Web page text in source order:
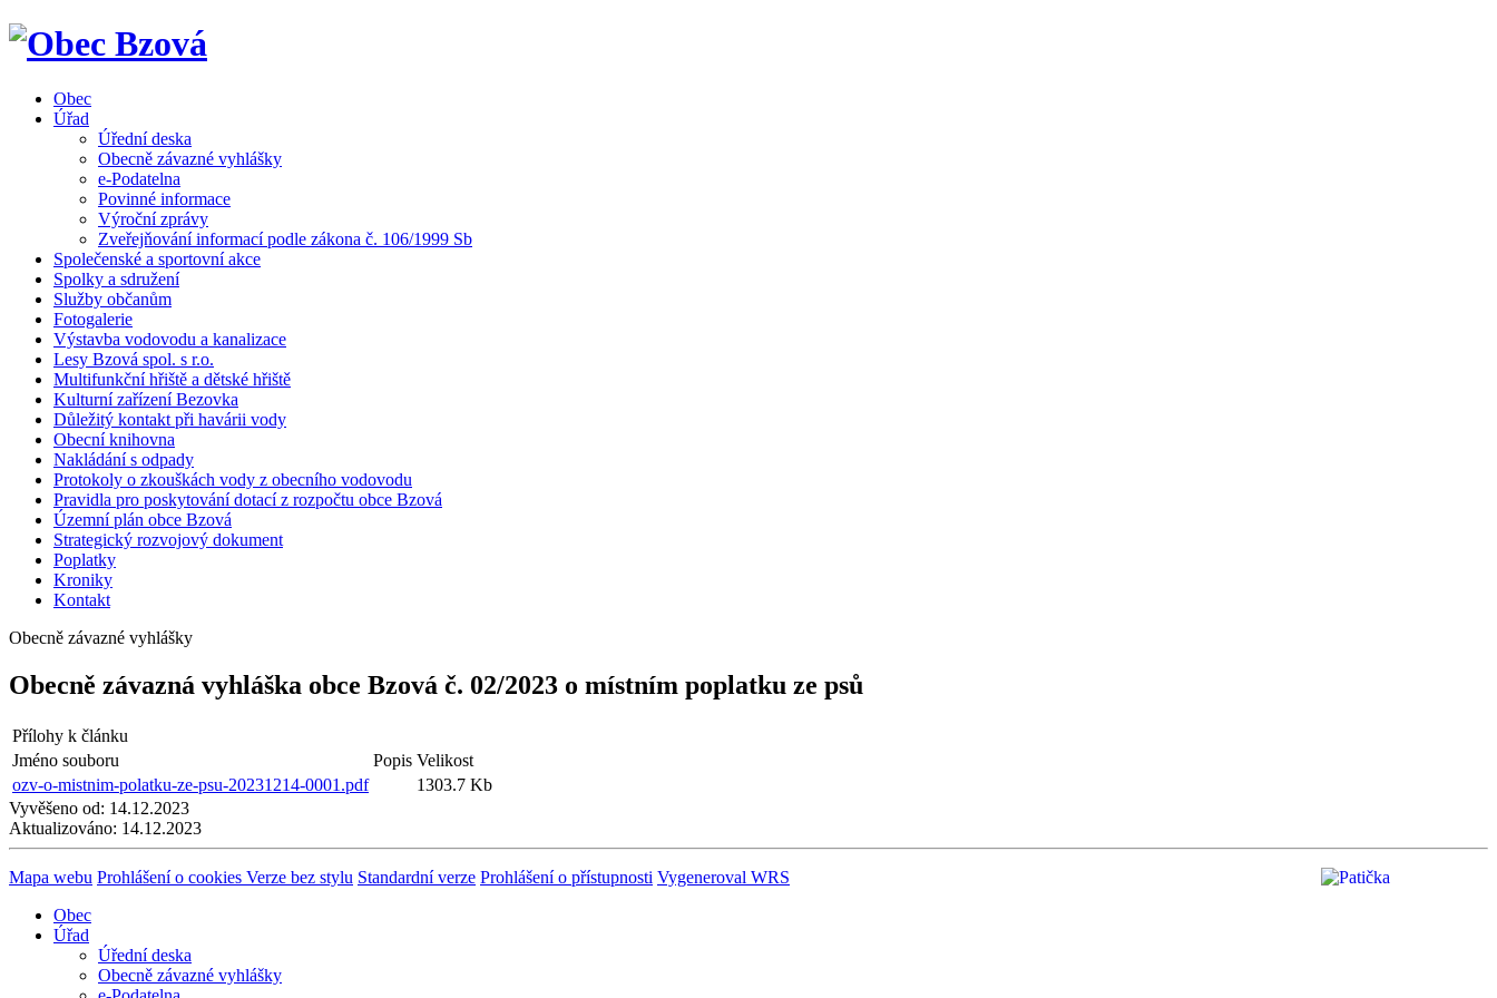
Obec
Úřad
Úřední deska
Obecně závazné vyhlášky
e-Podatelna
Povinné informace
Výroční zprávy
Zveřejňování informací podle zákona č. 106/1999 Sb
Společenské a sportovní akce
Spolky a sdružení
Služby občanům
Fotogalerie
Výstavba vodovodu a kanalizace
Lesy Bzová spol. s r.o.
Multifunkční hřiště a dětské hřiště
Kulturní zařízení Bezovka
Důležitý kontakt při havárii vody
Obecní knihovna
Nakládání s odpady
Protokoly o zkouškách vody z obecního vodovodu
Pravidla pro poskytování dotací z rozpočtu obce Bzová
Územní plán obce Bzová
Strategický rozvojový dokument
Poplatky
Kroniky
Kontakt
Obecně závazné vyhlášky
Obecně závazná vyhláška obce Bzová č. 02/2023 o místním poplatku ze psů
Přílohy k článku
Jméno souboru
Popis Velikost
ozv-o-mistnim-polatku-ze-psu-20231214-0001.pdf
1303.7 Kb
Vyvěšeno od: 14.12.2023
Aktualizováno: 14.12.2023
Mapa webu Prohlášení o cookies Verze bez stylu Standardní verze Prohlášení o přístupnosti Vygeneroval WRS
Obec
Úřad
Úřední deska
Obecně závazné vyhlášky